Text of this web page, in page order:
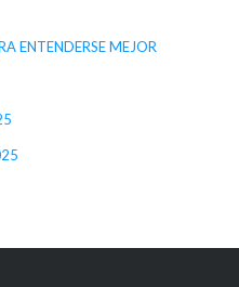
ENTENDERSE MEJOR